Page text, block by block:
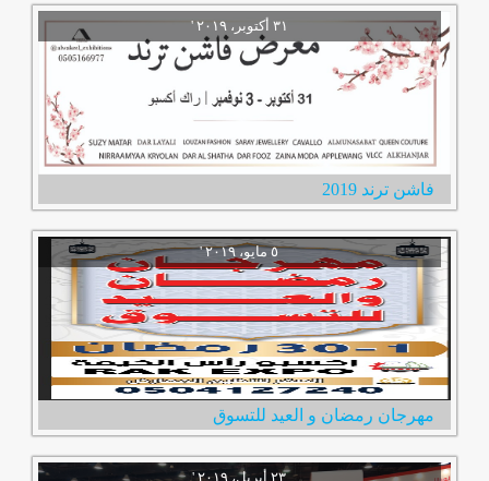
فاشن ترند 2019
‏٥ مايو، ٢٠١٩‏ ‏'‏
مهرجان رمضان و العيد للتسوق
‏٢٣ أبريل، ٢٠١٩‏ ‏'‏